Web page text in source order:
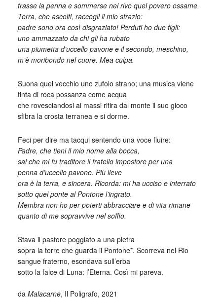
trasse la penna e sommerse nel rivo quel povero ossame.
Terra, che ascolti, raccogli il mio strazio:
padre sono ora così disgraziato! Perduti ho due figli:
uno ammazzato da chi gli ha rubato
una piumetta d’uccello pavone e il secondo, meschino,
m’è moribondo nel cuore. Mea culpa.
Suona quel vecchio uno zufolo strano; una musica viene
tinta di roca possanza come acqua
che rovesciandosi ai massi ritira dal monte il suo gioco
sfibra la crosta terranea e si dorme.
Feci per dire ma tacqui sentendo una voce fluire:
Padre, che tieni il mio nome alla bocca,
sai che mi fu traditore il fratello impostore per una
penna d’uccello pavone. Più lieve
ora è la terra, e sincera. Ricorda: mi ha ucciso e interrato
sotto quel ponte al Pontone l’ingrato.
Membra non ho per poterti abbracciare e di vita rimane
quanto di me sopravvive nel soffio.
Stava il pastore poggiato a una pietra
sopra la torre che guarda il Pontone*. Scorreva nel Rio
sangue fraterno, esondava sull’erba
sotto la falce di Luna: l’Eterna. Così mi pareva.
da Malacarne, Il Poligrafo, 2021